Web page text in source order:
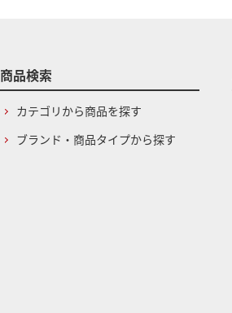
商品検索
カテゴリから商品を探す
ブランド・商品タイプから探す